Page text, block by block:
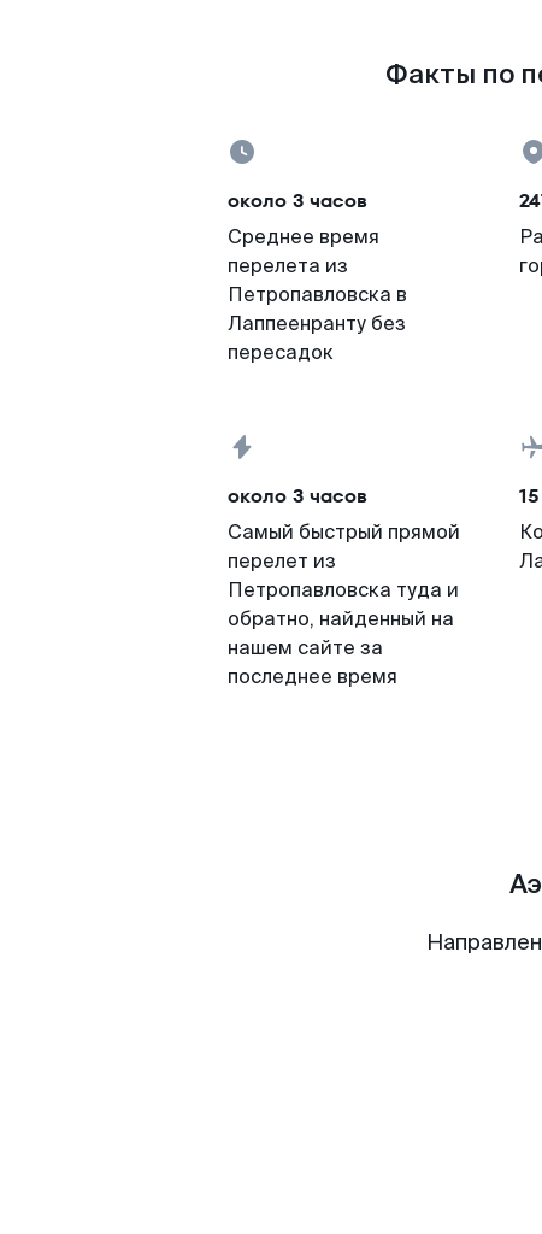
Факты по
около 3 часов
Среднее время
перелета из
Петропавловска в
Лаппеенранту без
пересадок
около 3 часов
Самый быстрый прямой
перелет из
Петропавловска туда и
обратно, найденный на
нашем сайте за
последнее время
15